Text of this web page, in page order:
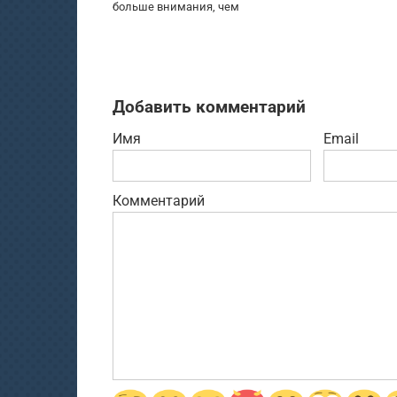
больше внимания, чем
Добавить комментарий
Имя Email
Комментарий